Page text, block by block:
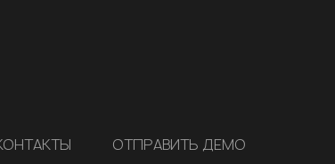
ОТПРАВИТЬ ДЕМО